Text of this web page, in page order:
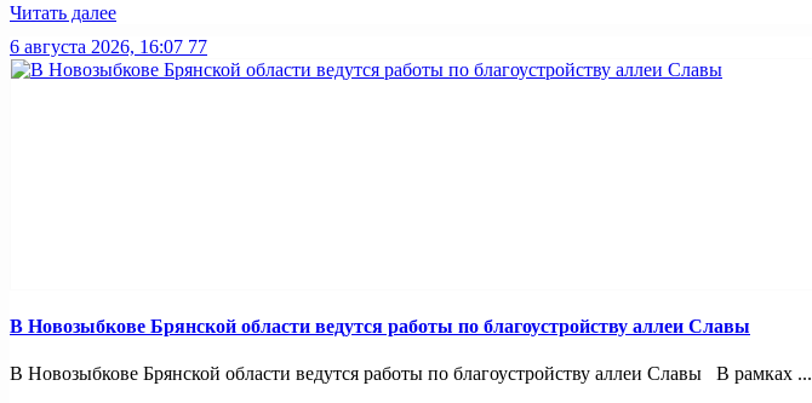
Читать далее
6 августа 2026, 16:07 77
В Новозыбкове Брянской области ведутся работы по благоустройству аллеи Славы
В Новозыбкове Брянской области ведутся работы по благоустройству аллеи Славы В рамках ...